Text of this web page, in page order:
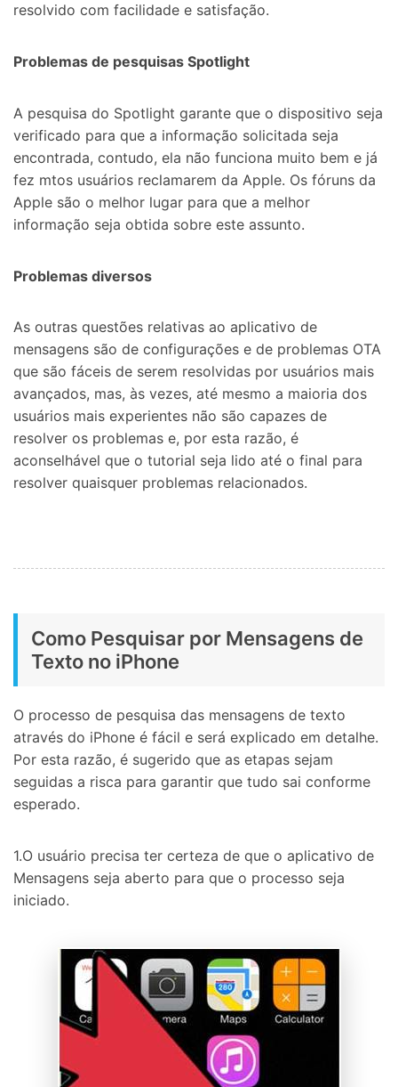
resolvido com facilidade e satisfação.
Problemas de pesquisas Spotlight
A pesquisa do Spotlight garante que o dispositivo seja
verificado para que a informação solicitada seja
encontrada, contudo, ela não funciona muito bem e já
fez mtos usuários reclamarem da Apple. Os fóruns da
Apple são o melhor lugar para que a melhor
informação seja obtida sobre este assunto.
Problemas diversos
As outras questões relativas ao aplicativo de
mensagens são de configurações e de problemas OTA
que são fáceis de serem resolvidas por usuários mais
avançados, mas, às vezes, até mesmo a maioria dos
usuários mais experientes não são capazes de
resolver os problemas e, por esta razão, é
aconselhável que o tutorial seja lido até o final para
resolver quaisquer problemas relacionados.
Como Pesquisar por Mensagens de
Texto no iPhone
O processo de pesquisa das mensagens de texto
através do iPhone é fácil e será explicado em detalhe.
Por esta razão, é sugerido que as etapas sejam
seguidas a risca para garantir que tudo sai conforme
esperado.
1.O usuário precisa ter certeza de que o aplicativo de
Mensagens seja aberto para que o processo seja
iniciado.